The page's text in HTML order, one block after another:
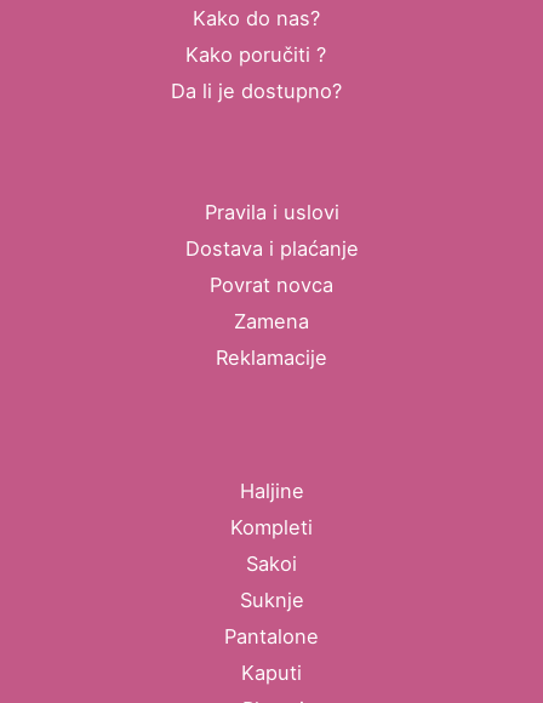
Kako do nas?
Kako poručiti ?
Da li je dostupno?
Pravila i uslovi
Dostava i plaćanje
Povrat novca
Zamena
Reklamacije
Haljine
Kompleti
Sakoi
Suknje
Pantalone
Kaputi